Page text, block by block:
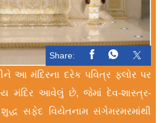
Share:
આ મંદિરના દરેક પવિત્ર ફ્લોર પર
મંદિર આવેલું છે, જેમાં દેવ-શાસ્ત્ર-
સફેદ વિયેતનામ સંગેમરમરમાંથી